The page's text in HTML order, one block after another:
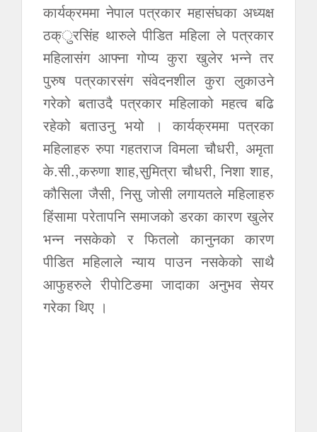
कार्यक्रममा नेपाल पत्रकार महासंघका अध्यक्ष
ठक्ुरसिंह थारुले पीडित महिला ले पत्रकार
महिलासंग आफ्ना गोप्य कुरा खुलेर भन्ने तर
पुरुष पत्रकारसंग संवेदनशील कुरा लुकाउने
गरेको बताउदै पत्रकार महिलाको महत्व बढि
रहेको बताउनु भयो । कार्यक्रममा पत्रका
महिलाहरु रुपा गहतराज विमला चौधरी, अमृता
के.सी.,करुणा शाह,सुमित्रा चौधरी, निशा शाह,
कौसिला जैसी, निसु जोसी लगायतले महिलाहरु
हिंसामा परेतापनि समाजको डरका कारण खुलेर
भन्न नसकेको र फितलो कानुनका कारण
पीडित महिलाले न्याय पाउन नसकेको साथै
आफुहरुले रीपोटिङमा जादाका अनुभव सेयर
गरेका थिए ।